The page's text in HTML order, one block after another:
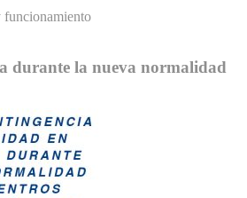
funcionamiento
durante la nueva normalidad